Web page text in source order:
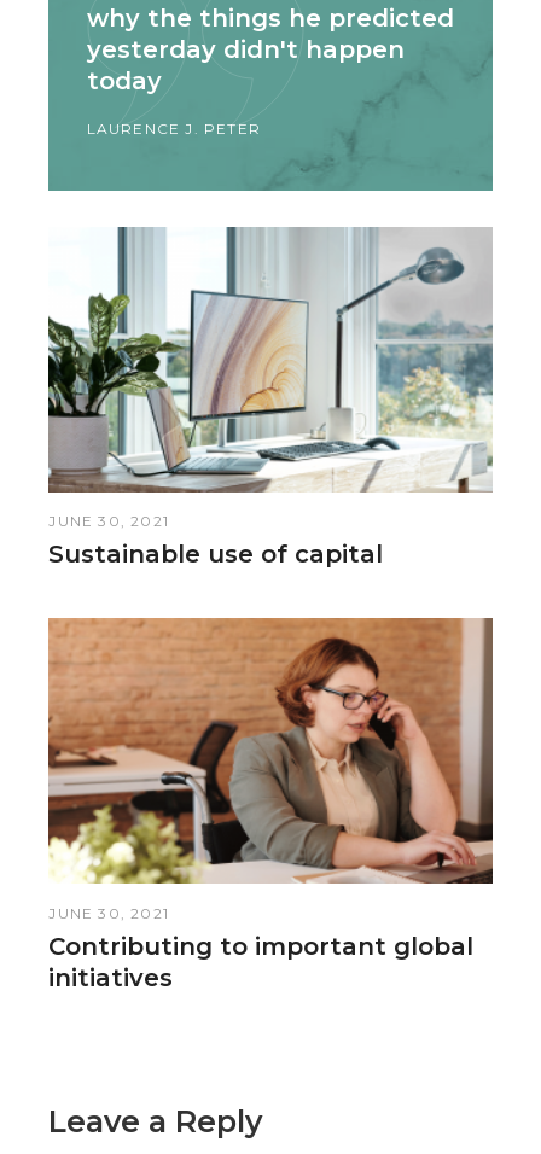
why the things he predicted
yesterday didn't happen
today
LAURENCE J. PETER
JUNE 30, 2021
Sustainable use of capital
JUNE 30, 2021
Contributing to important global
initiatives
Leave a Reply